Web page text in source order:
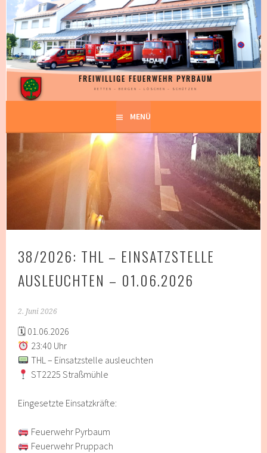
Springe
zum
Inhalt
FREIWILLIGE FEUERWEHR PYRBAUM
RETTEN – BERGEN – LÖSCHEN – SCHÜTZEN
MENÜ
38/2026: THL – EINSATZSTELLE
AUSLEUCHTEN – 01.06.2026
2. Juni 2026
🗓 01.06.2026
23:40 Uhr
THL – Einsatzstelle ausleuchten
ST2225 Straßmühle
Eingesetzte Einsatzkräfte:
Feuerwehr Pyrbaum
Feuerwehr Pruppach